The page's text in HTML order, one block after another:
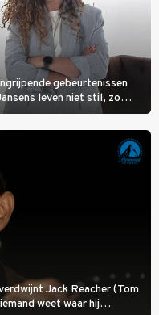
gebeurtenissen
leven niet stil, zo
Jack Reacher (Tom
weet waar hij